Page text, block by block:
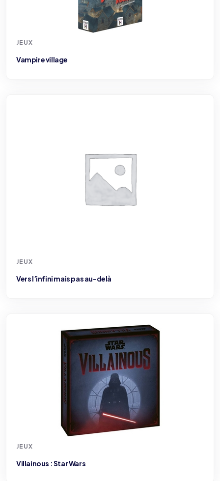
JEUX
Vampire village
JEUX
Vers l’infini mais pas au-delà
JEUX
Villainous : Star Wars